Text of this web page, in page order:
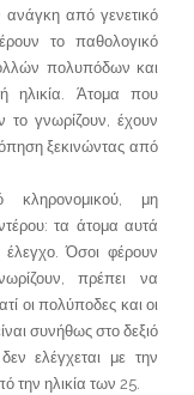
από γενετικό
το παθολογικό
πολυπόδων και
ηλικία. Άτομα που
το γνωρίζουν, έχουν
ξεκινώντας από
κληρονομικού, μη
τα άτομα αυτά
Όσοι φέρουν
πρέπει να
οι πολύποδες και οι
συνήθως στο δεξιό
ελέγχεται με την
την ηλικία των 25.